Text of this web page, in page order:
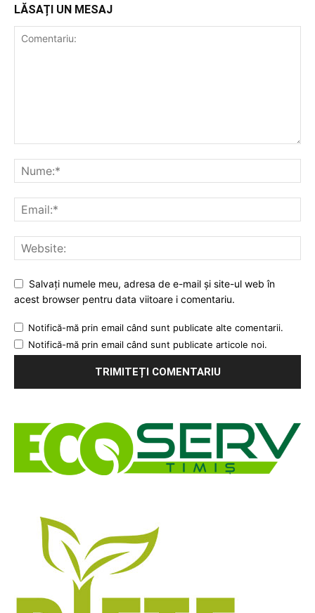
LĂSAȚI UN MESAJ
Salvați numele meu, adresa de e-mail și site-ul web în
acest browser pentru data viitoare i comentariu.
Notifică-mă prin email când sunt publicate alte comentarii.
Notifică-mă prin email când sunt publicate articole noi.